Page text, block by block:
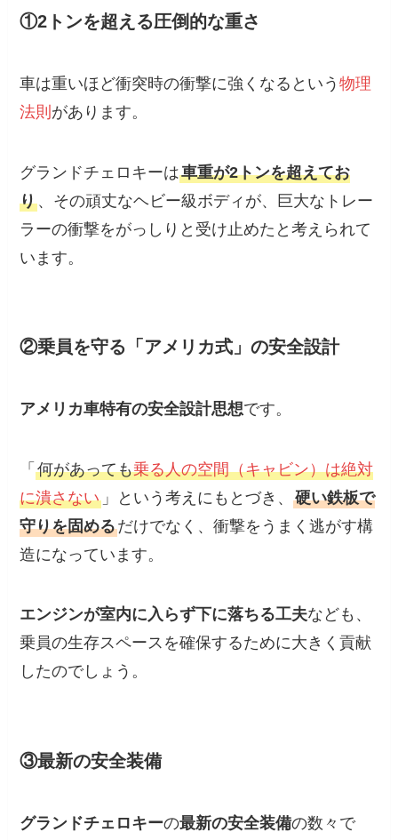
①2トンを超える圧倒的な重さ
車は重いほど衝突時の衝撃に強くなるという物理
法則 があります。
グランドチェロキーは車重が2トンを超えてお
り、その頑丈なヘビー級ボディが、巨大なトレー
ラーの衝撃をがっしりと受け止めたと考えられて
います。
②乗員を守る「アメリカ式」の安全設計
アメリカ車特有の安全設計思想です。
「何があっても乗る人の空間（キャビン）は絶対
に潰さない 」という考えにもとづき、硬い鉄板で
守りを固めるだけでなく、衝撃をうまく逃がす構
造になっています。
エンジンが室内に入らず下に落ちる工夫なども、
乗員の生存スペースを確保するために大きく貢献
したのでしょう。
③最新の安全装備
グランドチェロキーの最新の安全装備の数々で